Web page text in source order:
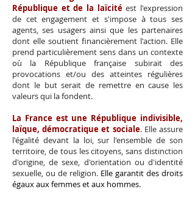
République et de la laïcitéest l'expression
de cet engagement et s'impose à tous ses
agents, ses usagers ainsi que les partenaires
dont elle soutient financièrement l'action. Elle
prend particulièrement sens dans un contexte
où la République française subirait des
provocations et/ou des atteintes régulières
dont le but serait de remettre en cause les
valeurs qui la fondent.
La France est une République indivisible,
laïque, démocratique et sociale. Elle assure
l'égalité devant la loi, sur l'ensemble de son
territoire, de tous les citoyens, sans distinction
d'origine, de sexe, d'orientation ou d'identité
sexuelle, ou de religion. Elle garantit des droits
égaux aux femmes et aux hommes.